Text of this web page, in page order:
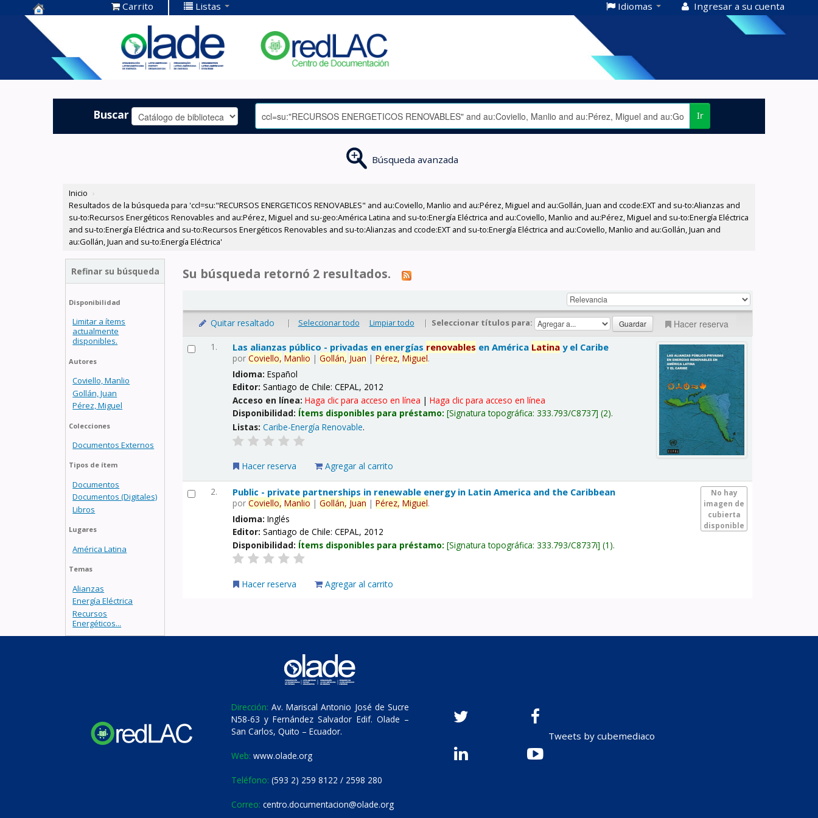
Centro de
Documentación
OLADE -
Carrito Listas Idiomas Ingresar a su cuenta
Buscar Ir
Búsqueda avanzada
Inicio ›
Resultados de la búsqueda para 'ccl=su:"RECURSOS ENERGETICOS RENOVABLES" and au:Coviello, Manlio and au:Pérez, Miguel and au:Gollán, Juan and ccode:EXT and su-to:Alianzas and
su-to:Recursos Energéticos Renovables and au:Pérez, Miguel and su-geo:América Latina and su-to:Energía Eléctrica and au:Coviello, Manlio and au:Pérez, Miguel and su-to:Energía Eléctrica
and su-to:Energía Eléctrica and su-to:Recursos Energéticos Renovables and su-to:Alianzas and ccode:EXT and su-to:Energía Eléctrica and au:Coviello, Manlio and au:Gollán, Juan and
au:Gollán, Juan and su-to:Energía Eléctrica'
Refinar su búsqueda
Disponibilidad
Limitar a ítems
actualmente
disponibles.
Autores
Coviello, Manlio
Gollán, Juan
Pérez, Miguel
Colecciones
Documentos Externos
Tipos de ítem
Documentos
Documentos (Digitales)
Libros
Lugares
América Latina
Temas
Alianzas
Energía Eléctrica
Recursos
Energéticos...
Su búsqueda retornó 2 resultados.
Quitar resaltado | Seleccionar todo Limpiar todo | Seleccionar títulos para: Hacer reserva
1. Las alianzas público - privadas en energías renovables en América Latina y el Caribe
porCoviello, Manlio |Gollán, Juan |Pérez, Miguel.
Idioma:Español
Editor:Santiago de Chile: CEPAL, 2012
Acceso en línea:Haga clic para acceso en línea |Haga clic para acceso en línea
Disponibilidad: Ítems disponibles para préstamo: Signatura topográfica:333.793/C8737 (2).
Listas: Caribe-Energía Renovable.
Hacer reserva Agregar al carrito
2.
No hay
imagen de
cubierta
disponible
Public - private partnerships in renewable energy in Latin America and the Caribbean
porCoviello, Manlio |Gollán, Juan |Pérez, Miguel.
Idioma:Inglés
Editor:Santiago de Chile: CEPAL, 2012
Disponibilidad: Ítems disponibles para préstamo: Signatura topográfica:333.793/C8737i (1).
Hacer reserva Agregar al carrito
Dirección: Av. Mariscal Antonio José de Sucre
N58-63 y Fernández Salvador Edif. Olade –
San Carlos, Quito – Ecuador.
Web: www.olade.org
Teléfono: (593 2) 259 8122 / 2598 280
Correo: centro.documentacion@olade.org
Tweets by cubemediaco